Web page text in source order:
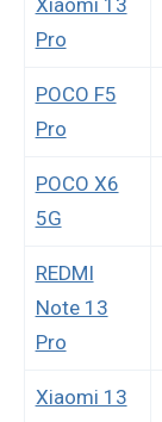
Xiaomi 13
Pro
POCO F5
Pro
POCO X6
5G
REDMI
Note 13
Pro
Xiaomi 13